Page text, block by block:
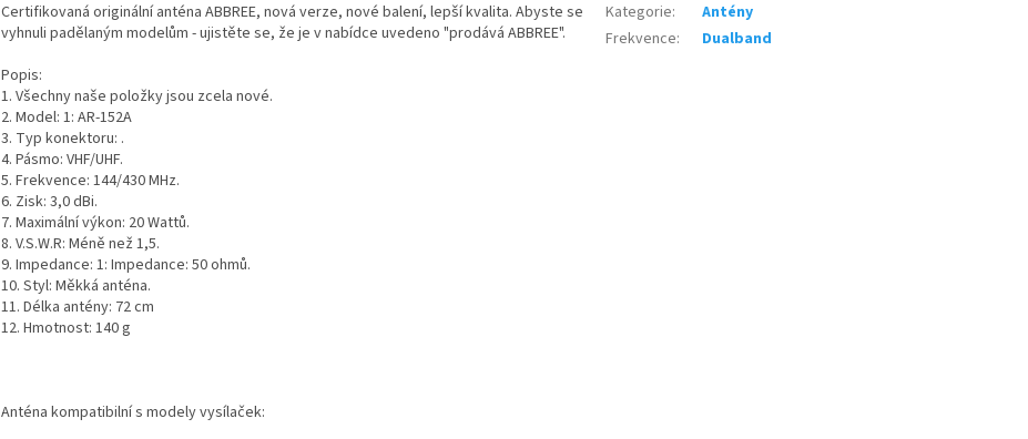
Certifikovaná originální anténa ABBREE, nová verze, nové balení, lepší kvalita. Abyste se
vyhnuli padělaným modelům - ujistěte se, že je v nabídce uvedeno "prodává ABBREE".
Popis:
1. Všechny naše položky jsou zcela nové.
2. Model: 1: AR-152A
3. Typ konektoru: .
4. Pásmo: VHF/UHF.
5. Frekvence: 144/430 MHz.
6. Zisk: 3,0 dBi.
7. Maximální výkon: 20 Wattů.
8. V.S.W.R: Méně než 1,5.
9. Impedance: 1: Impedance: 50 ohmů.
10. Styl: Měkká anténa.
11. Délka antény: 72 cm
12. Hmotnost: 140 g
Anténa kompatibilní s modely vysílaček:
Kategorie:
Antény
Frekvence: Dualband